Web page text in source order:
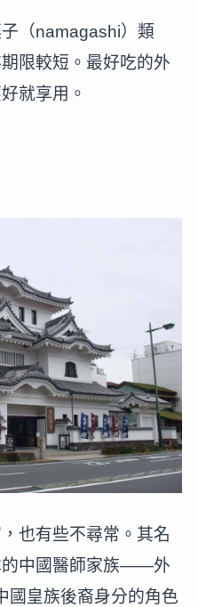
（namagashi）類
限較短。最好吃的外
就享用。
也有些不尋常。其名
的中國醫師家族——外
國皇族後裔身分的角色